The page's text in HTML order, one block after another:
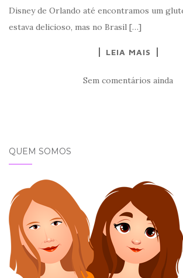
Disney de Orlando até encontramos um
estava delicioso, mas no Brasil […]
LEIA MAIS
Sem comentários ainda
QUEM SOMOS